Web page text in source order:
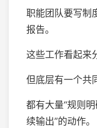
职能团队要写制
报告。
这些工作看起来
但底层有一个共
都有大量“规则
续输出”的动作。